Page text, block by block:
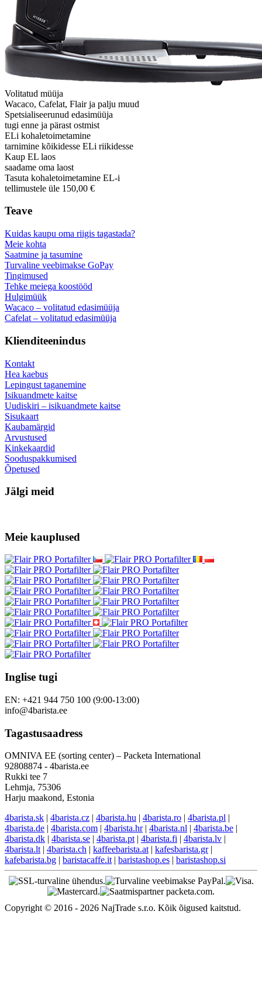
Volitatud müüja
Wacaco, Cafelat, Flair ja palju muud
Spetsialiseerunud edasimüüja
tugi enne ja pärast ostmist
ELi kohaletoimetamine
tarnimine kõikidesse ELi riikidesse
Kaup EL laos
saadame oma laost
Tasuta kohaletoimetamine EL-i
tellimustele üle 150,00 €
Teave
Kuidas kaupu oma riigis tagastada?
Meie kohta
Saatmine ja tasumine
Turvaline veebimakse GoPay
Tingimused
Tehke meiega koostööd
Hulgimüük
Wacaco – volitatud edasimüüja
Cafelat – volitatud edasimüüja
Klienditeenindus
Kontakt
Hea kaebus
Lepingust taganemine
Isikuandmete kaitse
Uudiskiri – isikuandmete kaitse
Sisukaart
Kaubamärgid
Arvustused
Kinkekaardid
Sooduspakkumised
Õpetused
Jälgi meid
Meie kauplused
Inglise tugi
EN: +421 944 750 100 (9:00-13:00)
info@4barista.ee
Tagastusaadress
OMNIVA EE (sorting center) – Packeta International
92808874 - 4barista.ee
Rukki tee 7
Lehmja, 75306
Harju maakond, Estonia
4barista.sk | 4barista.cz | 4barista.hu | 4barista.ro | 4barista.pl |
4barista.de | 4barista.com | 4barista.hr| 4barista.nl | 4barista.be |
4barista.dk | 4barista.se | 4barista.pt | 4barista.fi | 4barista.lv |
4barista.lt | 4barista.ch | kaffeebarista.at | kafesbarista.gr|
kafebarista.bg | baristacaffe.it | baristashop.es | baristashop.si
Copyright © 2016 - 2026 NajTrade s.r.o. Kõik õigused kaitstud.